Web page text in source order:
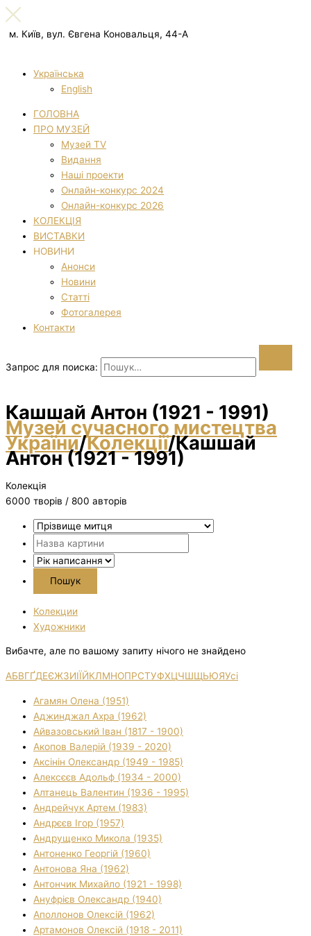
м. Київ, вул. Євгена Коновальця, 44-А
Українська
English
ГОЛОВНА
ПРО МУЗЕЙ
Музей TV
Видання
Наші проекти
Онлайн-конкурс 2024
Онлайн-конкурс 2026
КОЛЕКЦІЯ
ВИСТАВКИ
НОВИНИ
Анонси
Новини
Статті
Фотогалерея
Контакти
Запрос для поиска:
Кашшай Антон (1921 - 1991)
Музей сучасного мистецтва
України/Колекції/Кашшай
Антон (1921 - 1991)
Колекція
6000 творiв / 800 авторів
Колекции
Художники
Вибачте, але по вашому запиту нічого не знайдено
АБВГҐДЕЄЖЗИІЇЙКЛМНОПРСТУФХЦЧШЩЬЮЯУсі
Агамян Олена (1951)
Аджинджал Ахра (1962)
Айвазовський Іван (1817 - 1900)
Акопов Валерій (1939 - 2020)
Аксінін Олександр (1949 - 1985)
Алексєєв Адольф (1934 - 2000)
Алтанець Валентин (1936 - 1995)
Андрейчук Артем (1983)
Андрєєв Ігор (1957)
Андрущенко Микола (1935)
Антоненко Георгій (1960)
Антонова Яна (1962)
Антончик Михайло (1921 - 1998)
Ануфрієв Олександр (1940)
Аполлонов Олексій (1962)
Артамонов Олексій (1918 - 2011)